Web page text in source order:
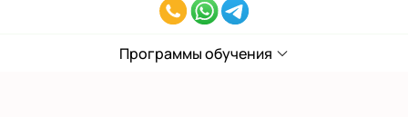
ЖК Лондон Парк
Приморский
8(812)660-
05
Программы обучения